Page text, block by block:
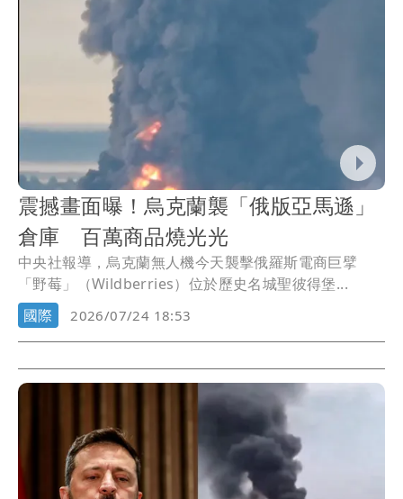
震撼畫面曝！烏克蘭襲「俄版亞馬遜」
倉庫 百萬商品燒光光
中央社報導，烏克蘭無人機今天襲擊俄羅斯電商巨擘
「野莓」（Wildberries）位於歷史名城聖彼得堡...
國際
2026/07/24 18:53